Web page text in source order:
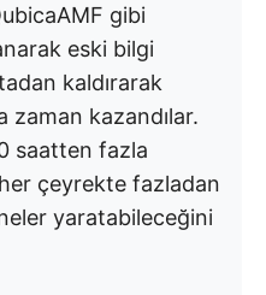
gibi
eski bilgi
kaldırarak
kazandılar.
saatten fazla
her çeyrekte fazladan
yaratabileceğini